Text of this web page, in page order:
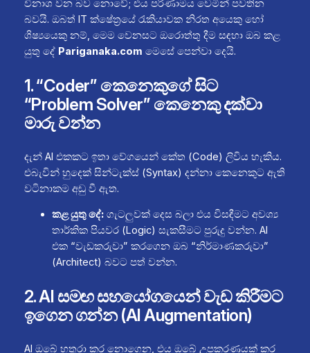
විනාශ වන බව නොවේ; එය පරිණාමය වෙමින් පවතින
බවයි. ඔබත් IT ක්ෂේත්‍රයේ රැකියාවක නිරත අයෙකු හෝ
ශිෂ්‍යයෙකු නම්, මෙම වෙනසට ඔරොත්තු දීම සඳහා ඔබ කළ
යුතු දේ Pariganaka.com මෙසේ පෙන්වා දෙයි.
1. “Coder” කෙනෙකුගේ සිට
“Problem Solver” කෙනෙකු දක්වා
මාරු වන්න
දැන් AI එකකට ඉතා වේගයෙන් කේත (Code) ලිවිය හැකිය.
එබැවින් හුදෙක් සින්ටැක්ස් (Syntax) දන්නා කෙනෙකුට ඇති
වටිනාකම අඩු වී ඇත.
කළ යුතු දේ:ගැටලුවක් දෙස බලා එය විසඳීමට අවශ්‍ය
තාර්කික පියවර (Logic) සැකසීමට පුරුදු වන්න. AI
එක “වැඩකරුවා” කරගෙන ඔබ “නිර්මාණකරුවා”
(Architect) බවට පත් වන්න.
2. AI සමඟ සහයෝගයෙන් වැඩ කිරීමට
ඉගෙන ගන්න (AI Augmentation)
AI ඔබේ හතුරා කර නොගෙන, එය ඔබේ උපකරණයක් කර